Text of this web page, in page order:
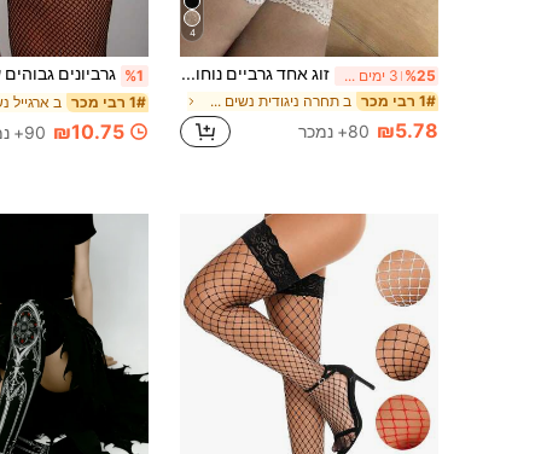
4
%25 3 ימים אחרונים זוג אחד גרביים נוחות מעל הברך לנשים (מתאים למשקל 60 ק"ג ומטה) תחרה לבנה, לשימוש יומיומי רב-תכליתי
1# רבי מכר ב תחרה ניגודית נשים מעל גרבי הברך
₪5.78 80+ נמכר
%1
1# רבי מכר
₪10.75 90+ נמכר